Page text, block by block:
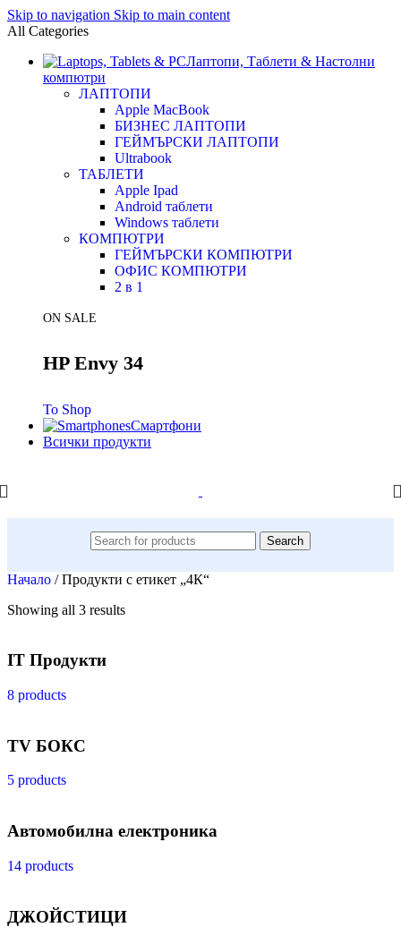
Skip to navigation Skip to main content
All Categories
Лаптопи, Таблети & Настолни
компютри
ЛАПТОПИ
Apple MacBook
БИЗНЕС ЛАПТОПИ
ГЕЙМЪРСКИ ЛАПТОПИ
Ultrabook
ТАБЛЕТИ
Apple Ipad
Android таблети
Windows таблети
КОМПЮТРИ
ГЕЙМЪРСКИ КОМПЮТРИ
ОФИС КОМПЮТРИ
2 в 1
ON SALE
HP Envy 34
To Shop
Смартфони
Всички продукти
Search
Начало / Продукти с етикет „4К“
Showing all 3 results
IT Продукти
8 products
TV БОКС
5 products
Автомобилна електроника
14 products
ДЖОЙСТИЦИ